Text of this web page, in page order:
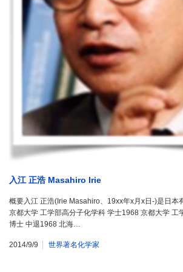
入江 正浩 Masahiro Irie
概要入江 正浩(Irie Masahiro、19xx年x月x日-)是日本
京都大学 工学部高分子化学科 学士1968 京都大学 工
博士 中退1968 北海…
2014/9/9 世界著名化学家